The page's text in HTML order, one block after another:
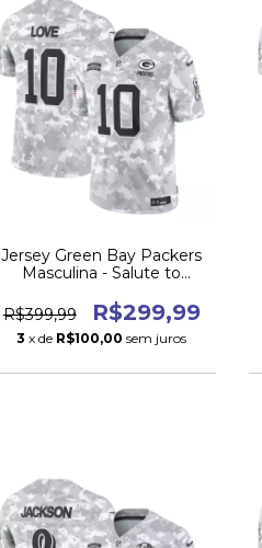
Jersey Green Bay Packers
Masculina - Salute to
R$399,99
R$299,99
3 x de R$100,00 sem juros